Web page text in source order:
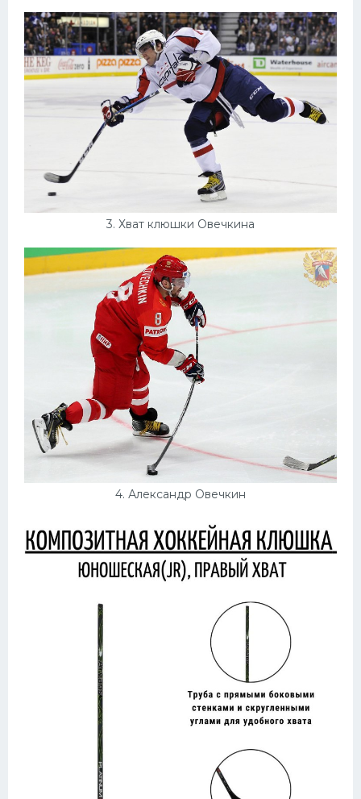
3. Хват клюшки Овечкина
4. Александр Овечкин